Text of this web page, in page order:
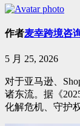
作者麦幸跨境咨
5 月 25, 2026
对于亚马逊、
诸东流。据《
化解危机、守护